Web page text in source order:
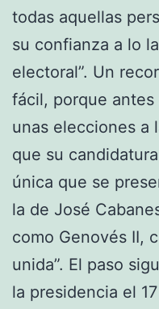
todas aquellas
su confianza a lo
electoral”. Un
fácil, porque
unas elecciones a
que su
única que se
la de José
como Genovés II,
unida”. El paso
la presidencia el